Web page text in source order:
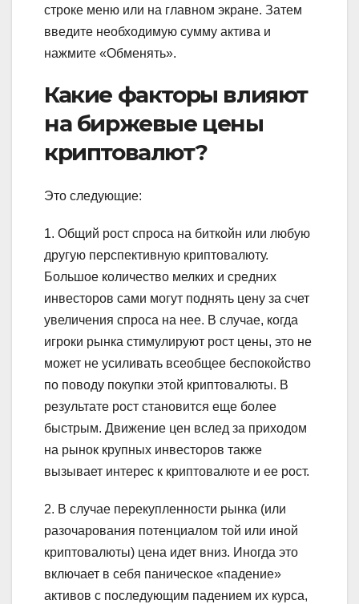
строке меню или на главном экране. Затем
введите необходимую сумму актива и
нажмите «Обменять».
Какие факторы влияют
на биржевые цены
криптовалют?
Это следующие:
1. Общий рост спроса на биткойн или любую
другую перспективную криптовалюту.
Большое количество мелких и средних
инвесторов сами могут поднять цену за счет
увеличения спроса на нее. В случае, когда
игроки рынка стимулируют рост цены, это не
может не усиливать всеобщее беспокойство
по поводу покупки этой криптовалюты. В
результате рост становится еще более
быстрым. Движение цен вслед за приходом
на рынок крупных инвесторов также
вызывает интерес к криптовалюте и ее рост.
2. В случае перекупленности рынка (или
разочарования потенциалом той или иной
криптовалюты) цена идет вниз. Иногда это
включает в себя паническое «падение»
активов с последующим падением их курса,